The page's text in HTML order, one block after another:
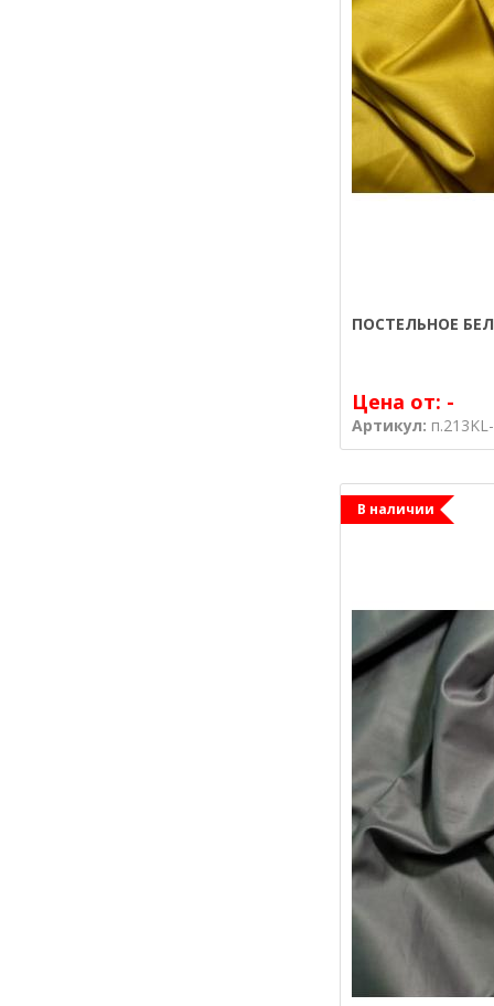
ПОСТЕЛЬНОЕ
Цена от: -
Артикул:
В наличии